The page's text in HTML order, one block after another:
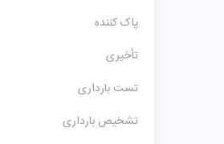
پاک کننده
تأخیری
تست بارداری
تشخیص بارداری